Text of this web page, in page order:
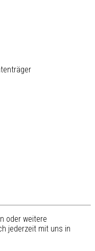
oder weitere
jederzeit mit uns in